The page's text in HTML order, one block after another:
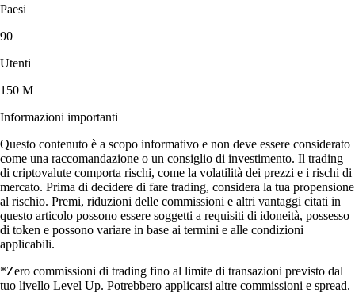
Paesi
90
Utenti
150 M
Informazioni importanti
Questo contenuto è a scopo informativo e non deve essere considerato
come una raccomandazione o un consiglio di investimento. Il trading
di criptovalute comporta rischi, come la volatilità dei prezzi e i rischi di
mercato. Prima di decidere di fare trading, considera la tua propensione
al rischio. Premi, riduzioni delle commissioni e altri vantaggi citati in
questo articolo possono essere soggetti a requisiti di idoneità, possesso
di token e possono variare in base ai termini e alle condizioni
applicabili.
*Zero commissioni di trading fino al limite di transazioni previsto dal
tuo livello Level Up. Potrebbero applicarsi altre commissioni e spread.